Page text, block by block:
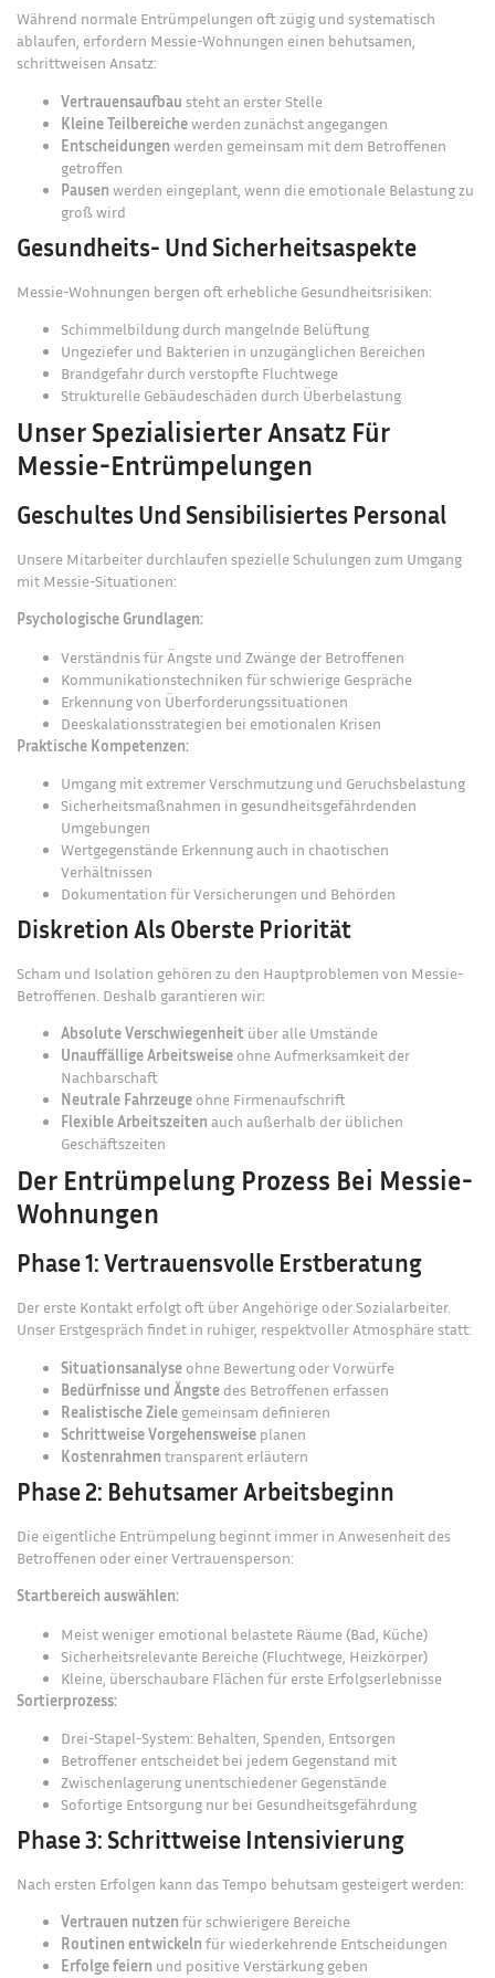
Während normale Entrümpelungen oft zügig und systematisch
ablaufen, erfordern Messie-Wohnungen einen behutsamen,
schrittweisen Ansatz:
Vertrauensaufbau steht an erster Stelle
Kleine Teilbereichewerden zunächst angegangen
Entscheidungen werden gemeinsam mit dem Betroffenen
getroffen
Pausen werden eingeplant, wenn die emotionale Belastung zu
groß wird
Gesundheits- Und Sicherheitsaspekte
Messie-Wohnungen bergen oft erhebliche Gesundheitsrisiken:
Schimmelbildung durch mangelnde Belüftung
Ungeziefer und Bakterien in unzugänglichen Bereichen
Brandgefahr durch verstopfte Fluchtwege
Strukturelle Gebäudeschäden durch Überbelastung
Unser Spezialisierter Ansatz Für
Messie-Entrümpelungen
Geschultes Und Sensibilisiertes Personal
Unsere Mitarbeiter durchlaufen spezielle Schulungen zum Umgang
mit Messie-Situationen:
Psychologische Grundlagen:
Verständnis für Ängste und Zwänge der Betroffenen
Kommunikationstechniken für schwierige Gespräche
Erkennung von Überforderungssituationen
Deeskalationsstrategien bei emotionalen Krisen
Praktische Kompetenzen:
Umgang mit extremer Verschmutzung und Geruchsbelastung
Sicherheitsmaßnahmen in gesundheitsgefährdenden
Umgebungen
Wertgegenstände Erkennung auch in chaotischen
Verhältnissen
Dokumentation für Versicherungen und Behörden
Diskretion Als Oberste Priorität
Scham und Isolation gehören zu den Hauptproblemen von Messie-
Betroffenen. Deshalb garantieren wir:
Absolute Verschwiegenheit über alle Umstände
Unauffällige Arbeitsweise ohne Aufmerksamkeit der
Nachbarschaft
Neutrale Fahrzeuge ohne Firmenaufschrift
Flexible Arbeitszeiten auch außerhalb der üblichen
Geschäftszeiten
Der Entrümpelung Prozess Bei Messie-
Wohnungen
Phase 1: Vertrauensvolle Erstberatung
Der erste Kontakt erfolgt oft über Angehörige oder Sozialarbeiter.
Unser Erstgespräch findet in ruhiger, respektvoller Atmosphäre statt:
Situationsanalyse ohne Bewertung oder Vorwürfe
Bedürfnisse und Ängste des Betroffenen erfassen
Realistische Ziele gemeinsam definieren
Schrittweise Vorgehensweise planen
Kostenrahmen transparent erläutern
Phase 2: Behutsamer Arbeitsbeginn
Die eigentliche Entrümpelung beginnt immer in Anwesenheit des
Betroffenen oder einer Vertrauensperson:
Startbereich auswählen:
Meist weniger emotional belastete Räume (Bad, Küche)
Sicherheitsrelevante Bereiche (Fluchtwege, Heizkörper)
Kleine, überschaubare Flächen für erste Erfolgserlebnisse
Sortierprozess:
Drei-Stapel-System: Behalten, Spenden, Entsorgen
Betroffener entscheidet bei jedem Gegenstand mit
Zwischenlagerung unentschiedener Gegenstände
Sofortige Entsorgung nur bei Gesundheitsgefährdung
Phase 3: Schrittweise Intensivierung
Nach ersten Erfolgen kann das Tempo behutsam gesteigert werden:
Vertrauen nutzen für schwierigere Bereiche
Routinen entwickeln für wiederkehrende Entscheidungen
Erfolge feiern und positive Verstärkung geben